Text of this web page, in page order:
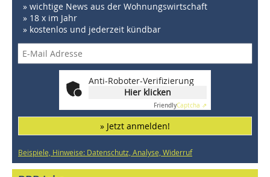
» wichtige News aus der Wohnungswirtschaft
» 18 x im Jahr
» kostenlos und jederzeit kündbar
Anti-Roboter-Verifizierung
Hier klicken
FriendlyCaptcha ⇗
» Jetzt anmelden!
Beispiele, Hinweise: Datenschutz, Analyse, Widerruf